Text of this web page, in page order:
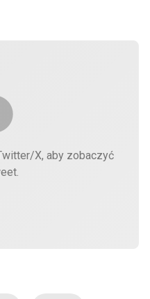
X, aby zobaczyć